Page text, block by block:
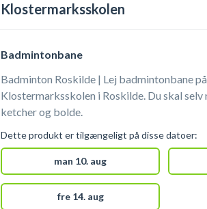
Klostermarksskolen
Badmintonbane
Badminton Roskilde | Lej badmintonbane på
Klostermarksskolen i Roskilde. Du skal selv medbringe
ketcher og bolde.
Dette produkt er tilgængeligt på disse datoer:
man 10. aug
fre 14. aug